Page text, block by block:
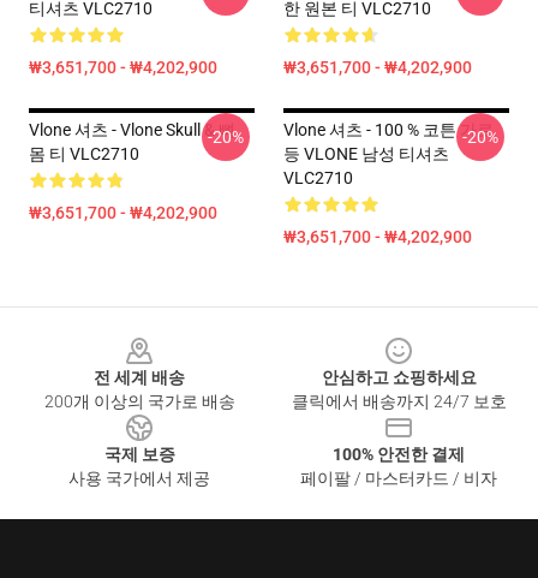
티셔츠 VLC2710
₩3,651,700 - ₩4,202,900
한 원본 티 VLC2710
₩3,651,700 - ₩4,202,900
Vlone 셔츠 - Vlone Skull & 뼈
몸 티 VLC2710
₩3,651,700 - ₩4,202,900
-20%
Vlone 셔츠 - 100 % 코튼 가로
등 VLONE 남성 티셔츠
VLC2710
₩3,651,700 - ₩4,202,900
-20%
전 세계 배송
200개 이상의 국가로 배송
안심하고 쇼핑하세요
클릭에서 배송까지 24/7 보호
국제 보증
사용 국가에서 제공
100% 안전한 결제
페이팔 / 마스터카드 / 비자